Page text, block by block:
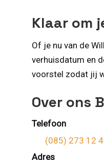
Klaar om
Of je nu van de
verhuisdatum en
voorstel zodat jij
Over ons
Telefoon
(085) 273 12
Adres